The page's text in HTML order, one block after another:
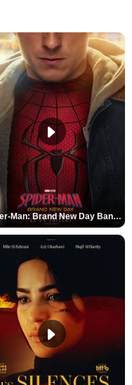
Spider-Man: Brand New Day Bande-annonce VO STFR